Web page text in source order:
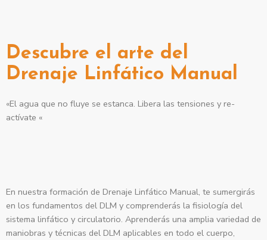
Descubre el arte del
Drenaje Linfático Manual
«El agua que no fluye se estanca. Libera las tensiones y re-
actívate «
En nuestra formación de Drenaje Linfático Manual, te sumergirás
en los fundamentos del DLM y comprenderás la fisiología del
sistema linfático y circulatorio. Aprenderás una amplia variedad de
maniobras y técnicas del DLM aplicables en todo el cuerpo,